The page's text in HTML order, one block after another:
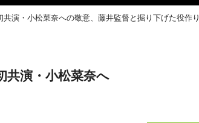
演・小松菜奈への敬意、藤井監督と掘り下げた役作り
共演・小松菜奈へ